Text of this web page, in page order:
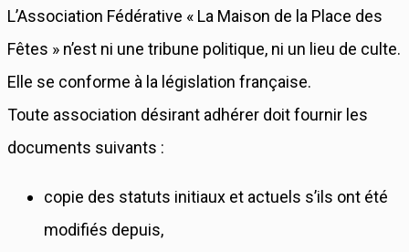
L’Association Fédérative « La Maison de la Place des
Fêtes » n’est ni une tribune politique, ni un lieu de culte.
Elle se conforme à la législation française.
Toute association désirant adhérer doit fournir les
documents suivants :
copie des statuts initiaux et actuels s’ils ont été
modifiés depuis,